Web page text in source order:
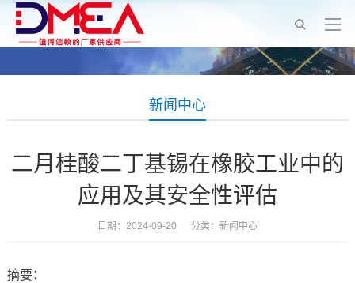
新闻中心
二月桂酸二丁基锡在橡胶工业中的
应用及其安全性评估
日期：2024-09-20 分类： 新闻中心
摘要：